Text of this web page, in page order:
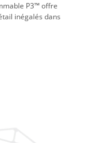
P3™ offre
inégalés dans